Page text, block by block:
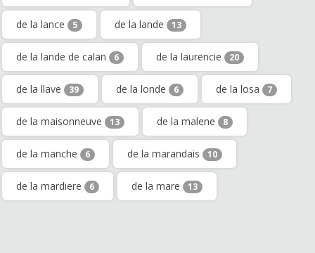
de la lance 5 de la lande 13
de la lande de calan 6 de la laurencie 20
de la llave 39 de la londe 6 de la losa 7
de la maisonneuve 13 de la malene 8
de la manche 6 de la marandais 10
de la mardiere 6 de la mare 13